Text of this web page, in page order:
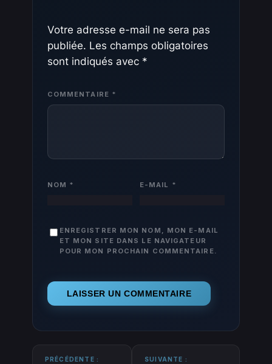
Votre adresse e-mail ne sera pas
publiée. Les champs obligatoires
sont indiqués avec *
COMMENTAIRE *
NOM * E-MAIL *
ENREGISTRER MON NOM, MON E-MAIL
ET MON SITE DANS LE NAVIGATEUR
POUR MON PROCHAIN COMMENTAIRE.
PRÉCÉDENTE : SUIVANTE :